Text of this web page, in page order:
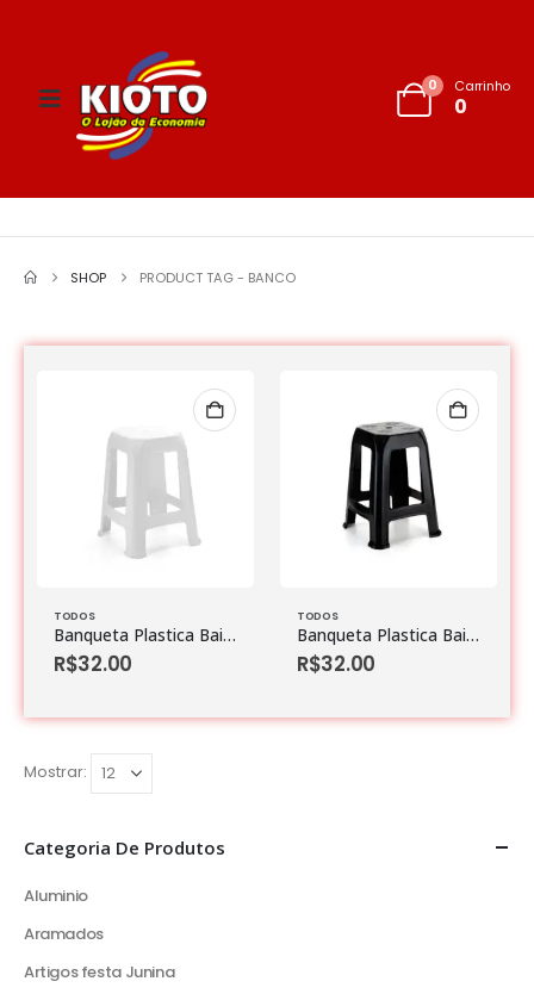
0 Carrinho
0
SHOP PRODUCT TAG - BANCO
TODOS
Banqueta Plastica Baixa Branca
R$32.00
TODOS
Banqueta Plastica Baixa Preta
R$32.00
Mostrar:
Categoria De Produtos
Aluminio
Aramados
Artigos festa Junina